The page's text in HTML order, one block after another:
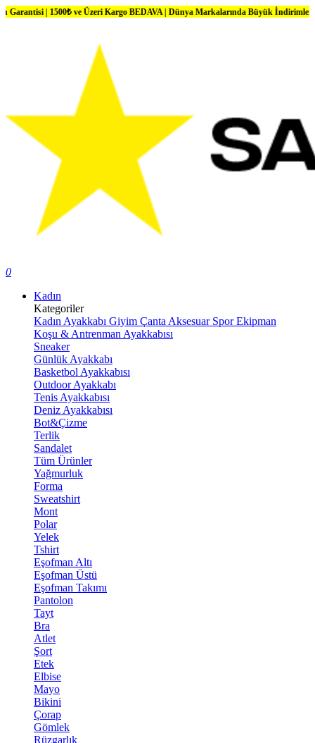
ve Üzeri Kargo BEDAVA | Dünya Markalarında Büyük İndirimler
0
Kadın
Kategoriler
Kadın Ayakkabı Giyim Çanta Aksesuar Spor Ekipman
Koşu & Antrenman Ayakkabısı
Sneaker
Günlük Ayakkabı
Basketbol Ayakkabısı
Outdoor Ayakkabı
Tenis Ayakkabısı
Deniz Ayakkabısı
Bot&Çizme
Terlik
Sandalet
Tüm Ürünler
Yağmurluk
Forma
Sweatshirt
Mont
Polar
Yelek
Tshirt
Eşofman Altı
Eşofman Üstü
Eşofman Takımı
Pantolon
Tayt
Bra
Atlet
Şort
Etek
Elbise
Mayo
Bikini
Çorap
Gömlek
Rüzgarlık